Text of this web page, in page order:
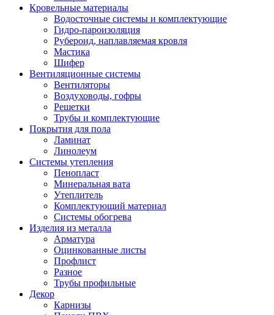
Кровельные материалы
Водосточные системы и комплектующие
Гидро-пароизоляция
Рубероид, наплавляемая кровля
Мастика
Шифер
Вентиляционные системы
Вентиляторы
Воздуховоды, гофры
Решетки
Трубы и комплектующие
Покрытия для пола
Ламинат
Линолеум
Системы утепления
Пенопласт
Минеральная вата
Утеплитель
Комплектующий материал
Системы обогрева
Изделия из металла
Арматура
Оцинкованные листы
Профлист
Разное
Трубы профильные
Декор
Карнизы